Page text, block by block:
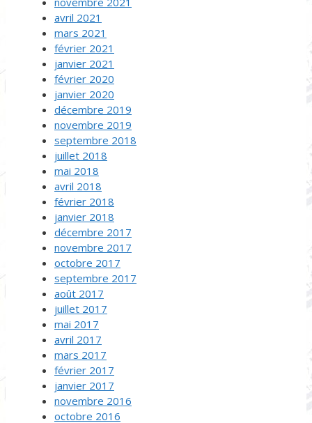
avril 2021
mars 2021
février 2021
janvier 2021
février 2020
janvier 2020
décembre 2019
novembre 2019
septembre 2018
juillet 2018
mai 2018
avril 2018
février 2018
janvier 2018
décembre 2017
novembre 2017
octobre 2017
septembre 2017
août 2017
juillet 2017
mai 2017
avril 2017
mars 2017
février 2017
janvier 2017
novembre 2016
octobre 2016